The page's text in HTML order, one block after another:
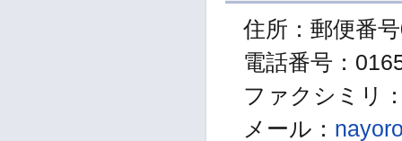
住所：郵便番
電話番号：
ファクシミリ
メール：